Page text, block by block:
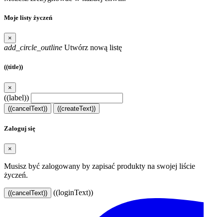
Moje listy życzeń
×
add_circle_outline Utwórz nową listę
((title))
×
((label))
((cancelText)) ((createText))
Zaloguj się
×
Musisz być zalogowany by zapisać produkty na swojej liście
życzeń.
((cancelText)) ((loginText))